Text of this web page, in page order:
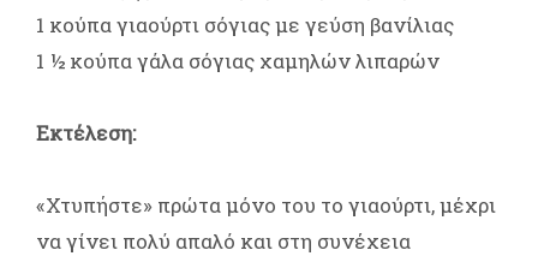
1 κούπα γιαούρτι σόγιας με γεύση βανίλιας
1 ½ κούπα γάλα σόγιας χαμηλών λιπαρών
Εκτέλεση:
«Χτυπήστε» πρώτα μόνο του το γιαούρτι, μέχρι
να γίνει πολύ απαλό και στη συνέχεια